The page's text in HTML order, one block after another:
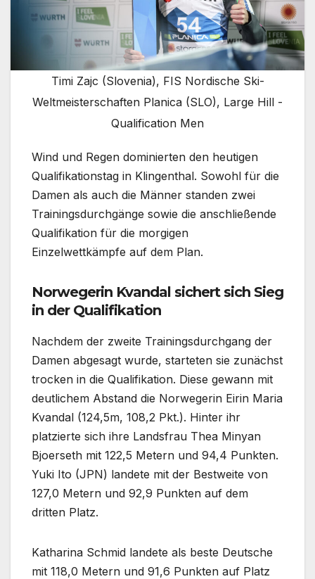
Timi Zajc (Slovenia), FIS Nordische Ski-
Weltmeisterschaften Planica (SLO), Large Hill -
Qualification Men
Wind und Regen dominierten den heutigen
Qualifikationstag in Klingenthal. Sowohl für die
Damen als auch die Männer standen zwei
Trainingsdurchgänge sowie die anschließende
Qualifikation für die morgigen
Einzelwettkämpfe auf dem Plan.
Norwegerin Kvandal sichert sich Sieg
in der Qualifikation
Nachdem der zweite Trainingsdurchgang der
Damen abgesagt wurde, starteten sie zunächst
trocken in die Qualifikation. Diese gewann mit
deutlichem Abstand die Norwegerin Eirin Maria
Kvandal (124,5m, 108,2 Pkt.). Hinter ihr
platzierte sich ihre Landsfrau Thea Minyan
Bjoerseth mit 122,5 Metern und 94,4 Punkten.
Yuki Ito (JPN) landete mit der Bestweite von
127,0 Metern und 92,9 Punkten auf dem
dritten Platz.
Katharina Schmid landete als beste Deutsche
mit 118,0 Metern und 91,6 Punkten auf Platz